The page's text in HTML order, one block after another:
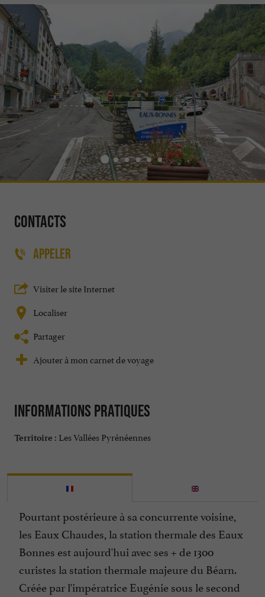
Contacts
APPELER
Visiter le site Internet
Localiser
Partager
Ajouter à mon carnet de voyage
Informations pratiques
Territoire : Les Vallées Pyrénéennes
Pourtant postérieure à sa concurrente voisine,
les Eaux Chaudes, la station thermale des Eaux
Bonnes est aujourd'hui avec ses + de 1300
curistes la station thermale majeure du Béarn.
Créée par l'impératrice Eugénie sous le second